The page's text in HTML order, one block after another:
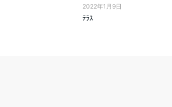
2022年1月9日
ﾃﾗｽ